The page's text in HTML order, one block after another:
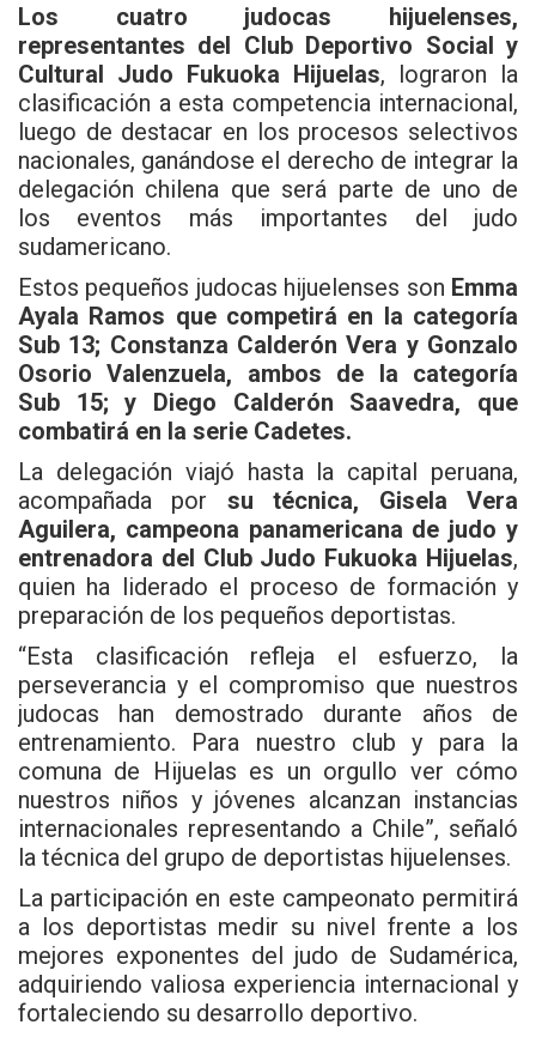
Los cuatro judocas hijuelenses,
representantes del Club Deportivo Social y
Cultural Judo Fukuoka Hijuelas, lograron la
clasificación a esta competencia internacional,
luego de destacar en los procesos selectivos
nacionales, ganándose el derecho de integrar la
delegación chilena que será parte de uno de
los eventos más importantes del judo
sudamericano.
Estos pequeños judocas hijuelenses son Emma
Ayala Ramos que competirá en la categoría
Sub 13; Constanza Calderón Vera y Gonzalo
Osorio Valenzuela, ambos de la categoría
Sub 15; y Diego Calderón Saavedra, que
combatirá en la serie Cadetes.
La delegación viajó hasta la capital peruana,
acompañada por su técnica, Gisela Vera
Aguilera, campeona panamericana de judo y
entrenadora del Club Judo Fukuoka Hijuelas,
quien ha liderado el proceso de formación y
preparación de los pequeños deportistas.
“Esta clasificación refleja el esfuerzo, la
perseverancia y el compromiso que nuestros
judocas han demostrado durante años de
entrenamiento. Para nuestro club y para la
comuna de Hijuelas es un orgullo ver cómo
nuestros niños y jóvenes alcanzan instancias
internacionales representando a Chile”, señaló
la técnica del grupo de deportistas hijuelenses.
La participación en este campeonato permitirá
a los deportistas medir su nivel frente a los
mejores exponentes del judo de Sudamérica,
adquiriendo valiosa experiencia internacional y
fortaleciendo su desarrollo deportivo.